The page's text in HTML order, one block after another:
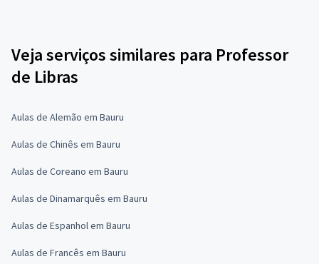
Veja serviços similares para Professor
de Libras
Aulas de Alemão em Bauru
Aulas de Chinês em Bauru
Aulas de Coreano em Bauru
Aulas de Dinamarquês em Bauru
Aulas de Espanhol em Bauru
Aulas de Francês em Bauru